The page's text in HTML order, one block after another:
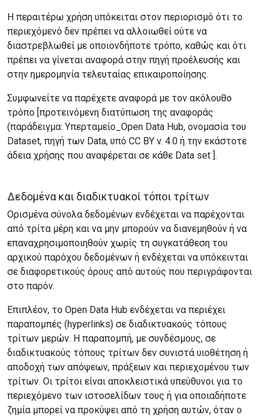
Η περαιτέρω χρήση υπόκειται στον περιορισμό ότι το
περιεχόμενό δεν πρέπει να αλλοιωθεί ούτε να
διαστρεβλωθεί με οποιονδήποτε τρόπο, καθώς και ότι
πρέπει να γίνεται αναφορά στην πηγή προέλευσής και
στην ημερομηνία τελευταίας επικαιροποίησης.
Συμφωνείτε να παρέχετε αναφορά με τον ακόλουθο
τρόπο [προτεινόμενη διατύπωση της αναφοράς
(παράδειγμα: Υπερταμείο_Open Data Hub, ονομασία του
Dataset, πηγή των Data, υπό CC BY v. 4.0 ή την εκάστοτε
άδεια χρήσης που αναφέρεται σε κάθε Data set ].
Δεδομένα και διαδικτυακοί τόποι τρίτων
Ορισμένα σύνολα δεδομένων ενδέχεται να παρέχονται
από τρίτα μέρη και να μην μπορούν να διανεμηθούν ή να
επαναχρησιμοποιηθούν χωρίς τη συγκατάθεση του
αρχικού παρόχου δεδομένων ή ενδέχεται να υπόκεινται
σε διαφορετικούς όρους από αυτούς που περιγράφονται
στο παρόν.
Επιπλέον, το Open Data Hub ενδέχεται να περιέχει
παραπομπές (hyperlinks) σε διαδικτυακούς τόπους
τρίτων μερών. Η παραπομπή, με συνδέσμους, σε
διαδικτυακούς τόπους τρίτων δεν συνιστά υιοθέτηση ή
αποδοχή των απόψεων, πράξεων και περιεχομένου των
τρίτων. Οι τρίτοι είναι αποκλειστικά υπεύθυνοι για το
περιεχόμενο των ιστοσελίδων τους ή για οποιαδήποτε
ζημία μπορεί να προκύψει από τη χρήση αυτών, όταν ο